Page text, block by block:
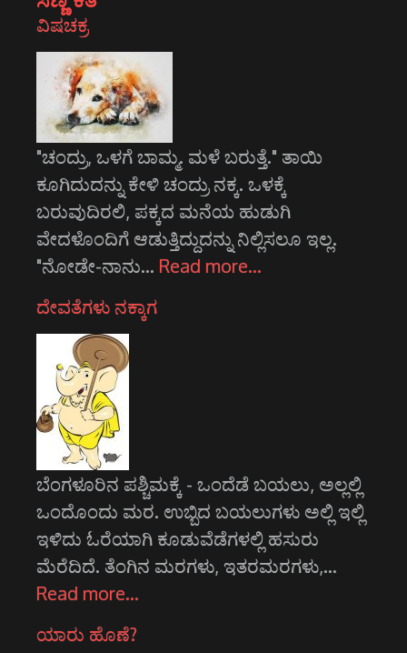
ವಿಷಚಕ್ರ
"ಚಂದ್ರು, ಒಳಗೆ ಬಾಮ್ಮ. ಮಳೆ ಬರುತ್ತೆ." ತಾಯಿ
ಕೂಗಿದುದನ್ನು ಕೇಳಿ ಚಂದ್ರು ನಕ್ಕ. ಒಳಕ್ಕೆ
ಬರುವುದಿರಲಿ, ಪಕ್ಕದ ಮನೆಯ ಹುಡುಗಿ
ವೇದಳೊಂದಿಗೆ ಆಡುತ್ತಿದ್ದುದನ್ನು ನಿಲ್ಲಿಸಲೂ ಇಲ್ಲ.
"ನೋಡೇ-ನಾನು… Read more…
ದೇವತೆಗಳು ನಕ್ಕಾಗ
ಬೆಂಗಳೂರಿನ ಪಶ್ಚಿಮಕ್ಕೆ - ಒಂದೆಡೆ ಬಯಲು, ಅಲ್ಲಲ್ಲಿ
ಒಂದೊಂದು ಮರ. ಉಬ್ಬಿದ ಬಯಲುಗಳು ಅಲ್ಲಿ ಇಲ್ಲಿ
ಇಳಿದು ಓರೆಯಾಗಿ ಕೂಡುವೆಡೆಗಳಲ್ಲಿ ಹಸುರು
ಮೆರೆದಿದೆ. ತೆಂಗಿನ ಮರಗಳು, ಇತರಮರಗಳು,…
Read more…
ಯಾರು ಹೊಣೆ?